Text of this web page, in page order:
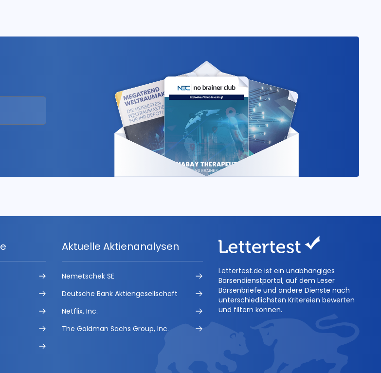
Aktuelle Aktienanalysen
Nemetschek SE
Deutsche Bank Aktiengesellschaft
Netflix, Inc.
The Goldman Sachs Group, Inc.
Lettertest.de ist ein unabhängiges
Börsendienstportal, auf dem Leser
Börsenbriefe und andere Dienste nach
unterschiedlichsten Kritereien bewerten
und filtern können.